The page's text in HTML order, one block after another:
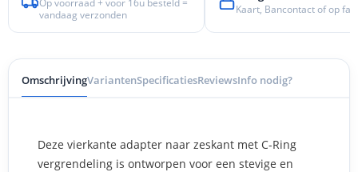
Op voorraad + voor 16u besteld =
vandaag verzonden
Kaart, Bancontact of op
OmschrijvingVariantenSpecificatiesReviewsInfo nodig?
Deze vierkante adapter naar zeskant met C-Ring
vergrendeling is ontworpen voor een stevige en